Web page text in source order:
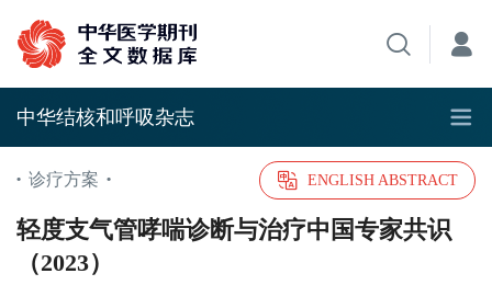
中华结核和呼吸杂志
• 诊疗方案 • ENGLISH ABSTRACT
轻度支气管哮喘诊断与治疗中国专家共识
（2023）